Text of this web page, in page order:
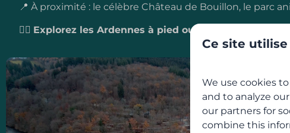
📍 À proximité : le célèbre Château de Bouillon, le parc
🚶‍♂️ Explorez les Ardennes à pied ou en VTT et profitez
Ce site
We use cookies
and to analyze
our partners for
combine this